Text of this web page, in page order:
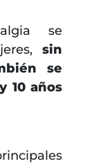
se
sin
se
10 años